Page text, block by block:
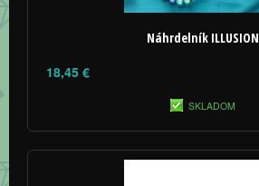
Náhrdelník ILLUSION
18,45 €
SKLADOM